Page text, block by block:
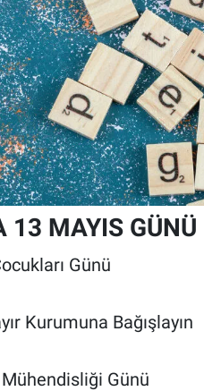
13 MAYIS GÜNÜ
Günü
Kurumuna Bağışlayın
Günü